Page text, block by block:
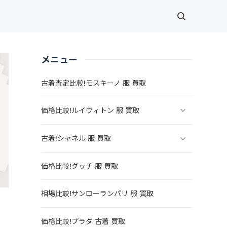
メニュー
古着査定比較!モスキーノ 服 買取
価格比較!ルイヴィトン 服 買取
古着!シャネル 服 買取
価格比較!グッチ 服 買取
相場比較!サンローランパリ 服 買取
価格比較!プラダ 古着 買取